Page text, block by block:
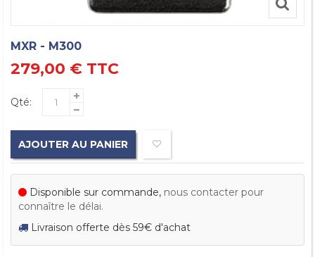
MXR - M300
279,00 € TTC
Qté:
AJOUTER AU PANIER
Disponible sur commande, nous contacter pour
connaître le délai.
Livraison offerte dès 59€ d'achat